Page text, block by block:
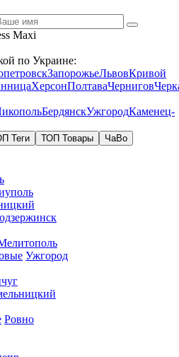
Maxi
по Украине:
ЗапорожьеЛьвовКривой
ХерсонПолтаваЧернигов
БердянскУжгородКаменец-
Теги ТОП Товары
ЧаВо
Ужгород
Ровно